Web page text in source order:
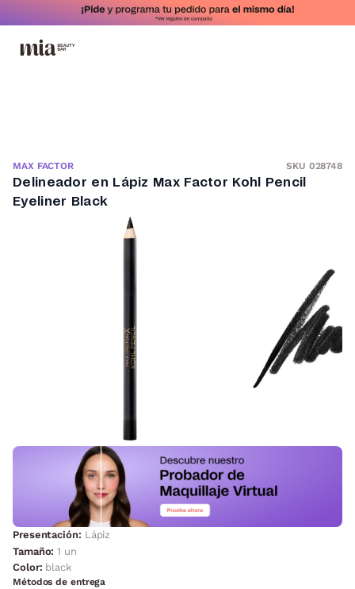
MAX FACTOR SKU 028748
Delineador en Lápiz Max Factor Kohl Pencil
Eyeliner Black
Presentación: Lápiz
Tamaño:1 un
Color: black
Métodos de entrega